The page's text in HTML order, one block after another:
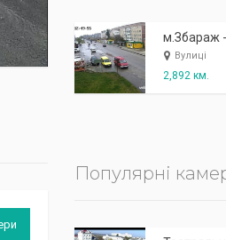
Вулиці
2,892 км.
Популярні